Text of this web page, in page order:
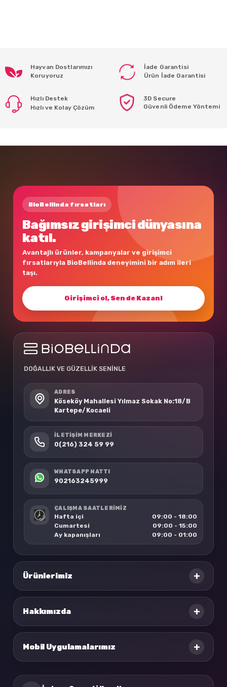
Hayvan Dostlarımızı
Koruyoruz
İade Garantisi
Ürün İade Garantisi
Hızlı Destek
Hızlı ve Kolay Çözüm
3D Secure
Güvenli Ödeme Yöntemi
BioBellinda fırsatları
Bağımsız girişimci dünyasına
katıl.
Avantajlı ürünler, kampanyalar ve girişimci
fırsatlarıyla BioBellinda deneyimini bir adım ileri
taşı.
Girişimci ol, Sen de Kazan!
DOĞALLIK VE GÜZELLİK SENİNLE
ADRES
Köseköy Mahallesi Yılmaz Sokak No:18/B
Kartepe/Kocaeli
İLETIŞIM MERKEZI
0(216) 324 59 99
WHATSAPP HATTI
902163245999
ÇALIŞMA SAATLERİMİZ
Hafta içi
09:00 - 18:00
Cumartesi
09:00 - 15:00
Ay kapanışları
09:00 - 01:00
Ürünlerimiz +
Hakkımızda +
Mobil Uygulamalarımız +